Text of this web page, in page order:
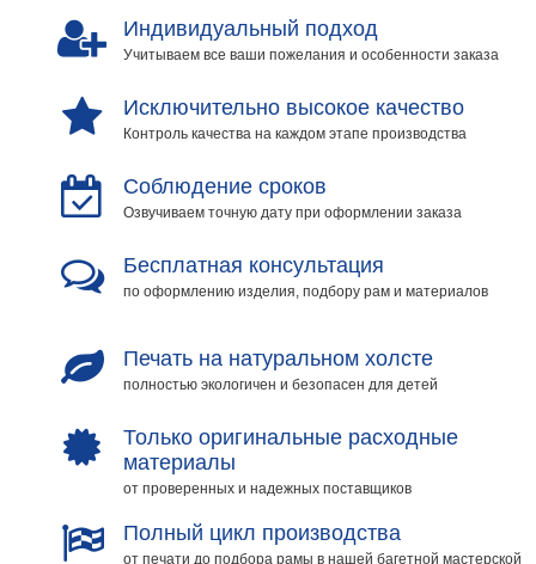
Индивидуальный подход
Учитываем все ваши пожелания и особенности заказа
Исключительно высокое качество
Контроль качества на каждом этапе производства
Соблюдение сроков
Озвучиваем точную дату при оформлении заказа
Бесплатная консультация
по оформлению изделия, подбору рам и материалов
Печать на натуральном холсте
полностью экологичен и безопасен для детей
Только оригинальные расходные
материалы
от проверенных и надежных поставщиков
Полный цикл производства
от печати до подбора рамы в нашей багетной мастерской